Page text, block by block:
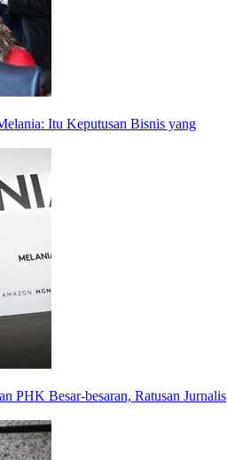
Itu Keputusan Bisnis yang
PHK Besar-besaran, Ratusan Jurnalis